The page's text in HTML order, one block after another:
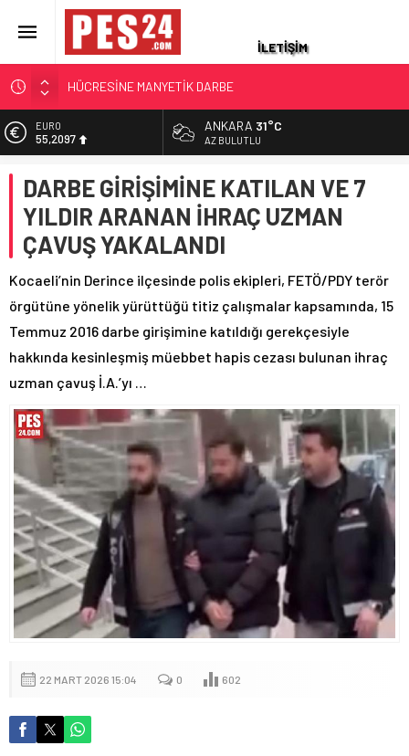
İLETİŞİM
ERENKÖY DİRENİŞİ 62. YIL DÖNÜMÜNDE ANILDI
EMEKLİ PROMOSYONUNDA RAKAMLAR DEĞİŞTİ: EN
YÜKSEK EMEKLİ PROMOSYONU HANGİ BANKADA?
EMEKLİ ASTSUBAY 140 BİN LİRASINI KAYBETTİ
VALİ İLE O YILLARDA JANDARMA KARAKOLUNDA GÖREVLİ
ASKERİN 9 YILLIK DUA BULUŞMASI
DR. ASTSUBAY OLCAY KAAN ÇAKIR’DAN KANSER
EURO
55,2097
6.680,93
13.795,57
47,7189
ANKARA 31°C
AZ BULUTLU
DARBE GİRİŞİMİNE KATILAN VE 7
YILDIR ARANAN İHRAÇ UZMAN
ÇAVUŞ YAKALANDI
Kocaeli’nin Derince ilçesinde polis ekipleri, FETÖ/PDY terör
örgütüne yönelik yürüttüğü titiz çalışmalar kapsamında, 15
Temmuz 2016 darbe girişimine katıldığı gerekçesiyle
hakkında kesinleşmiş müebbet hapis cezası bulunan ihraç
uzman çavuş İ.A.’yı …
22 MART 2026 15:04 0 602